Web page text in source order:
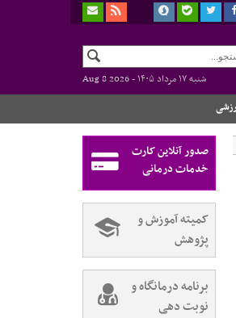
شنبه ۱۷ مرداد ۱۴۰۵ -
Aug 8 2026
صدور آنلاین کارت
خدمات درمانی
کمیته آموزش و
پژوهش
برنامه درمانگاه و
نوبت دهی